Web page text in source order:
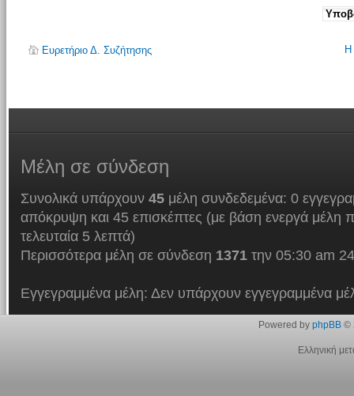
Ευρετήριο Δ. Συζήτησης Η
Μέλη σε σύνδεση
Συνολικά υπάρχουν 45μέλη συνδεδεμένα: 0
απόκρυψη και 45 επισκέπτες (με βάση ενεργά μέλη
τελευταία 5 λεπτά)
Περισσότερα μέλη σε σύνδεση 1371την 05:30 am
Εγγεγραμμένα μέλη: Δεν υπάρχουν εγγεγραμμένα
Powered by phpBB©
Ελληνική